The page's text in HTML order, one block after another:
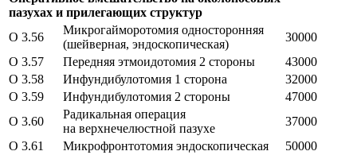
пазухах и прилегающих структур
O 3.56
Микрогайморотомия односторонняя
(шейверная, эндоскопическая)
30000
O 3.57
Передняя этмоидотомия 2 стороны
43000
O 3.58
Инфундибулотомия 1 сторона
32000
O 3.59
Инфундибулотомия 2 стороны
47000
O 3.60
Радикальная операция
на верхнечелюстной пазухе
37000
O 3.61
Микрофронтотомия эндоскопическая
50000